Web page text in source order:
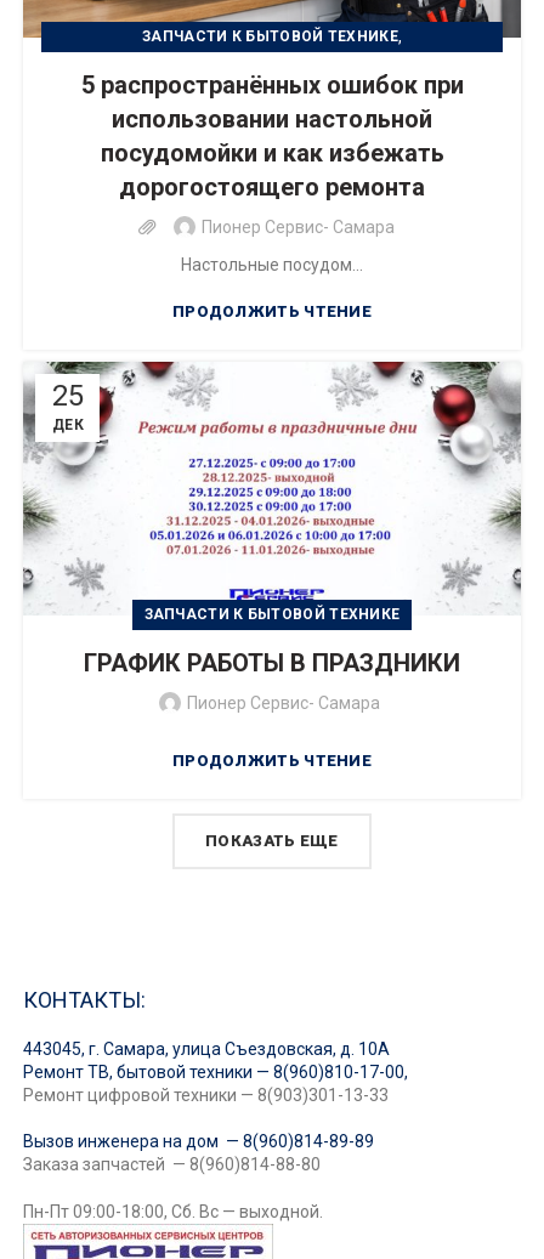
ЗАПЧАСТИ К БЫТОВОЙ ТЕХНИКЕ,
5 распространённых ошибок при
использовании настольной
посудомойки и как избежать
дорогостоящего ремонта
Пионер Сервис- Самара
Настольные посудом...
ПРОДОЛЖИТЬ ЧТЕНИЕ
25
ДЕК
ЗАПЧАСТИ К БЫТОВОЙ ТЕХНИКЕ
ГРАФИК РАБОТЫ В ПРАЗДНИКИ
Пионер Сервис- Самара
ПРОДОЛЖИТЬ ЧТЕНИЕ
ПОКАЗАТЬ ЕЩЕ
КОНТАКТЫ:
443045, г. Самара, улица Съездовская, д. 10А
Ремонт ТВ, бытовой техники — 8(960)810-17-00,
Ремонт цифровой техники — 8(903)301-13-33
Вызов инженера на дом — 8(960)814-89-89
Заказа запчастей — 8(960)814-88-80
Пн-Пт 09:00-18:00, Сб. Вс — выходной.